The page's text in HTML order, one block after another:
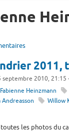
septembre 2010, 21:15
Fabienne Heinzmann
Andreasson Willow
les photos du